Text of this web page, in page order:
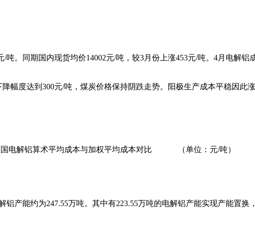
。同期国内现货均价14002元/吨，较3月份上涨453元/吨。4月电解铝
度达到300元/吨，煤炭价格保持阴跌走势。阳极生产成本平稳因此
国电解铝算术平均成本与加权平均成本对比 （单位：元/吨）
能约为247.55万吨。其中有223.55万吨的电解铝产能实现产能置换